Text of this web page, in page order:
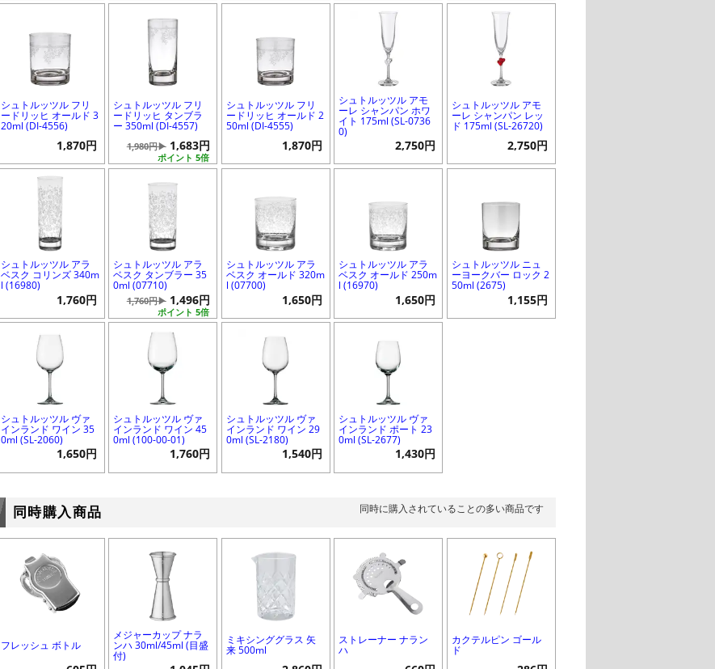
シュトルッツル フリ
ードリッヒ オールド 3
20ml (DI-4556)
1,870円
シュトルッツル フリ
ードリッヒ タンブラ
ー 350ml (DI-4557)
ポイント 5倍
1,980円▶ 1,683円
シュトルッツル フリ
ードリッヒ オールド 2
50ml (DI-4555)
1,870円
シュトルッツル アモ
ーレ シャンパン ホワ
イト 175ml (SL-0736
0)
2,750円
シュトルッツル アモ
ーレ シャンパン レッ
ド 175ml (SL-26720)
2,750円
シュトルッツル アラ
ベスク コリンズ 340m
l (16980)
1,760円
シュトルッツル アラ
ベスク タンブラー 35
0ml (07710)
ポイント 5倍
1,760円▶ 1,496円
シュトルッツル アラ
ベスク オールド 320m
l (07700)
1,650円
シュトルッツル アラ
ベスク オールド 250m
l (16970)
1,650円
シュトルッツル ニュ
ーヨークバー ロック 2
50ml (2675)
1,155円
シュトルッツル ヴァ
インランド ワイン 35
0ml (SL-2060)
1,650円
シュトルッツル ヴァ
インランド ワイン 45
0ml (100-00-01)
1,760円
シュトルッツル ヴァ
インランド ワイン 29
0ml (SL-2180)
1,540円
シュトルッツル ヴァ
インランド ポート 23
0ml (SL-2677)
1,430円
同時購入商品 同時に購入されていることの多い商品です
フレッシュ ボトル
メジャーカップ ナラ
ンハ 30ml/45ml (目盛
付)
ミキシンググラス 矢
来 500ml
ストレーナー ナラン
ハ
カクテルピン ゴール
ド